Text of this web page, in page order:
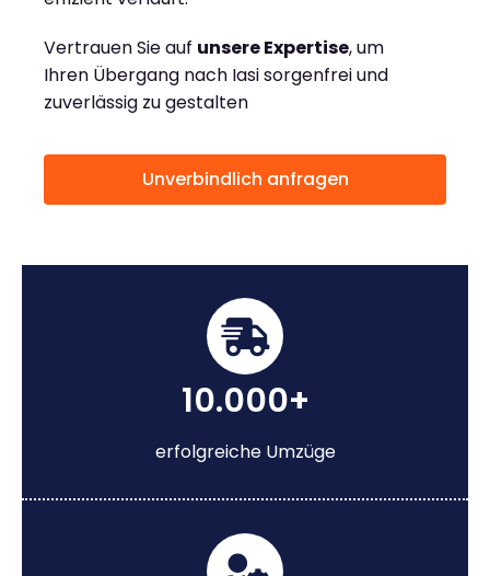
Vertrauen Sie auf unsere Expertise, um
Ihren Übergang nach Iasi sorgenfrei und
zuverlässig zu gestalten
Unverbindlich anfragen
10.000+
erfolgreiche Umzüge